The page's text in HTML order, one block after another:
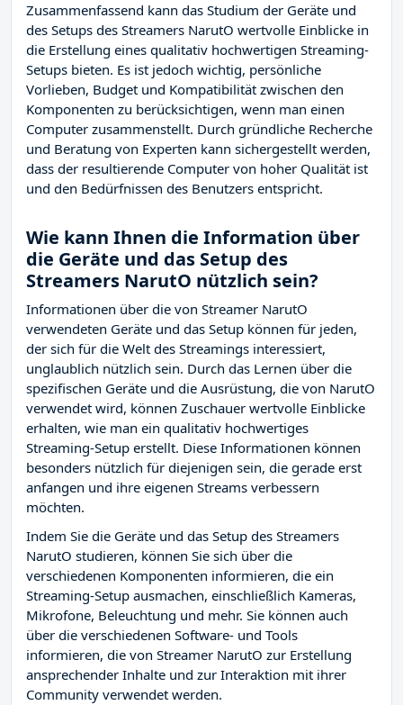
Zusammenfassend kann das Studium der Geräte und
des Setups des Streamers NarutO wertvolle Einblicke in
die Erstellung eines qualitativ hochwertigen Streaming-
Setups bieten. Es ist jedoch wichtig, persönliche
Vorlieben, Budget und Kompatibilität zwischen den
Komponenten zu berücksichtigen, wenn man einen
Computer zusammenstellt. Durch gründliche Recherche
und Beratung von Experten kann sichergestellt werden,
dass der resultierende Computer von hoher Qualität ist
und den Bedürfnissen des Benutzers entspricht.
Wie kann Ihnen die Information über
die Geräte und das Setup des
Streamers NarutO nützlich sein?
Informationen über die von Streamer NarutO
verwendeten Geräte und das Setup können für jeden,
der sich für die Welt des Streamings interessiert,
unglaublich nützlich sein. Durch das Lernen über die
spezifischen Geräte und die Ausrüstung, die von NarutO
verwendet wird, können Zuschauer wertvolle Einblicke
erhalten, wie man ein qualitativ hochwertiges
Streaming-Setup erstellt. Diese Informationen können
besonders nützlich für diejenigen sein, die gerade erst
anfangen und ihre eigenen Streams verbessern
möchten.
Indem Sie die Geräte und das Setup des Streamers
NarutO studieren, können Sie sich über die
verschiedenen Komponenten informieren, die ein
Streaming-Setup ausmachen, einschließlich Kameras,
Mikrofone, Beleuchtung und mehr. Sie können auch
über die verschiedenen Software- und Tools
informieren, die von Streamer NarutO zur Erstellung
ansprechender Inhalte und zur Interaktion mit ihrer
Community verwendet werden.